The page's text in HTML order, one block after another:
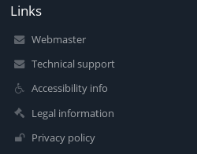
Links
Webmaster
Technical support
Accessibility info
Legal information
Privacy policy